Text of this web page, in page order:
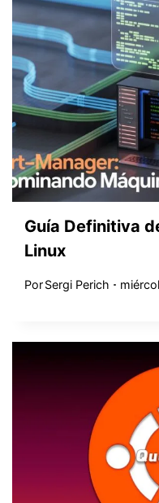
Guía Definitiva
Linux
PorSergi Perich